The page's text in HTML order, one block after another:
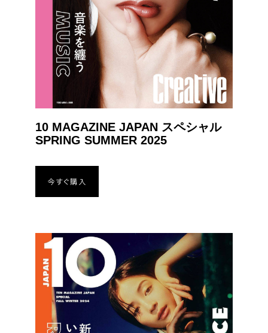
10 MAGAZINE JAPAN スペシャル
SPRING SUMMER 2025
今すぐ購入